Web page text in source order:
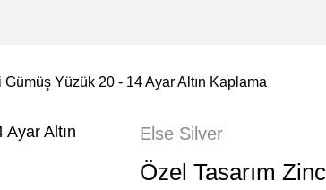
Yüzük 20 - 14 Ayar Altın Kaplama
Else Silver
Özel Tasarım